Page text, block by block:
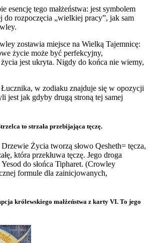
esencję tego małżeństwa: jest symbolem
do rozpoczęcia „wielkiej pracy”, jak sam
zostawia miejsce na Wielką Tajemnicę:
życie może być perfekcyjny,
jest ukryta. Nigdy do końca nie wiemy,
Łucznika, w zodiaku znajduje się w opozycji
jest jak gdyby drugą stroną tej samej
to strzała przebijająca tęczę.
Życia tworzą słowo Qesheth= tęcza,
która przekłuwa tęczę. Jego droga
do słońca Tipharet. (Crowley
formule dla zainicjowanych,
królewskiego małżeństwa z karty VI. To jego